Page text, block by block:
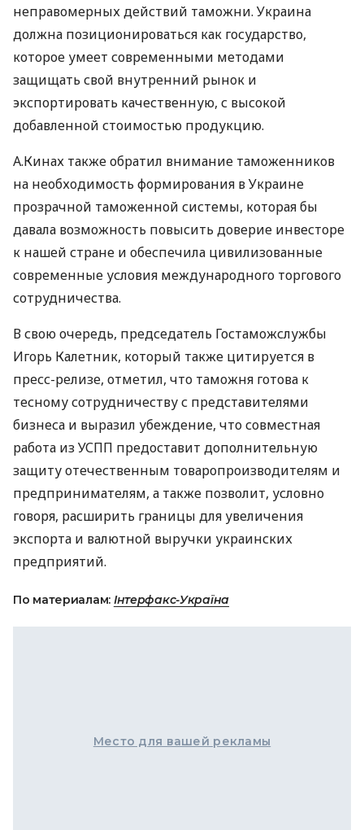
неправомерных действий таможни. Украина
должна позиционироваться как государство,
которое умеет современными методами
защищать свой внутренний рынок и
экспортировать качественную, с высокой
добавленной стоимостью продукцию.
А.Кинах также обратил внимание таможенников
на необходимость формирования в Украине
прозрачной таможенной системы, которая бы
давала возможность повысить доверие инвесторе
к нашей стране и обеспечила цивилизованные
современные условия международного торгового
сотрудничества.
В свою очередь, председатель Гостаможслужбы
Игорь Калетник, который также цитируется в
пресс-релизе, отметил, что таможня готова к
тесному сотрудничеству с представителями
бизнеса и выразил убеждение, что совместная
работа из УСПП предоставит дополнительную
защиту отечественным товаропроизводителям и
предпринимателям, а также позволит, условно
говоря, расширить границы для увеличения
экспорта и валютной выручки украинских
предприятий.
По материалам: Інтерфакс-Україна
Место для вашей рекламы